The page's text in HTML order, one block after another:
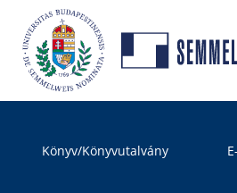
Könyv/Könyvutalvány